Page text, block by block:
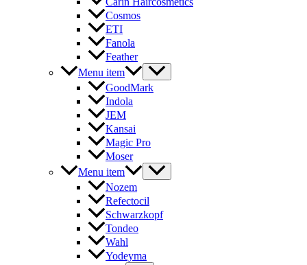
Cosmos
ETI
Fanola
Feather
Menu item
GoodMark
Indola
JEM
Kansai
Magic Pro
Moser
Menu item
Nozem
Refectocil
Schwarzkopf
Tondeo
Wahl
Yodeyma